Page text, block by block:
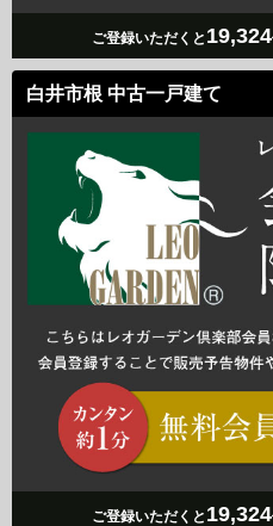
ご登録いただくと 19,324
白井市根 中古一戸建て
ご登録いただくと 19,324